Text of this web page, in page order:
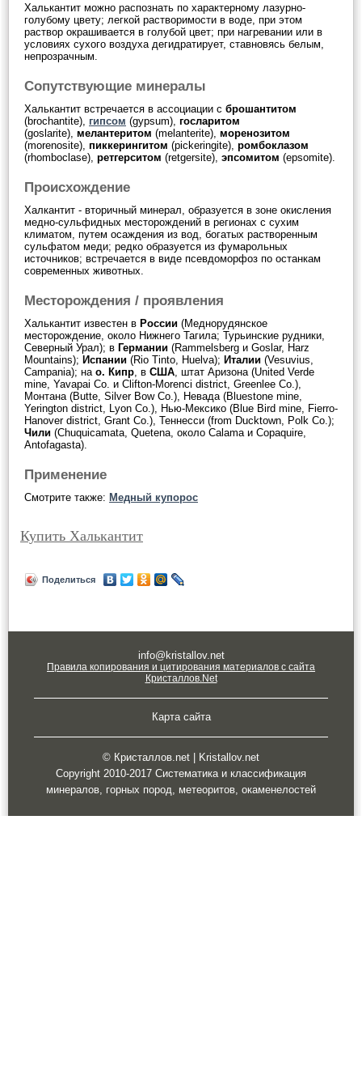
Халькантит можно распознать по характерному лазурно-
голубому цвету; легкой растворимости в воде, при этом
раствор окрашивается в голубой цвет; при нагревании или в
условиях сухого воздуха дегидратирует, ставновясь белым,
непрозрачным.
Сопутствующие минералы
Халькантит встречается в ассоциации с брошантитом
(brochantite), гипсом (gypsum), госларитом
(goslarite), мелантеритом (melanterite), моренозитом
(morenosite), пиккерингитом (pickeringite), ромбоклазом
(rhomboclase), ретгерситом (retgersite), эпсомитом (epsomite).
Происхождение
Халкантит - вторичный минерал, образуется в зоне окисления
медно-сульфидных месторождений в регионах с сухим
климатом, путем осаждения из вод, богатых растворенным
сульфатом меди; редко образуется из фумарольных
источников; встречается в виде псевдоморфоз по останкам
современных животных.
Месторождения / проявления
Халькантит известен в России (Меднорудянское
месторождение, около Нижнего Тагила; Турьинские рудники,
Северный Урал); в Германии (Rammelsberg и Goslar, Harz
Mountains); Испании (Rio Tinto, Huelva); Италии (Vesuvius,
Campania); на о. Кипр , в США , штат Аризона (United Verde
mine, Yavapai Co. и Clifton-Morenci district, Greenlee Co.),
Монтана (Butte, Silver Bow Co.), Невада (Bluestone mine,
Yerington district, Lyon Co.), Нью-Мексико (Blue Bird mine, Fierro-
Hanover district, Grant Co.), Теннесси (from Ducktown, Polk Co.);
Чили (Chuquicamata, Quetena, около Calama и Copaquire,
Antofagasta).
Применение
Смотрите также: Медный купорос
Купить Халькантит
Поделиться
info@kristallov.net
Правила копирования и цитирования материалов с сайта
Кристаллов.Net
Карта сайта
© Кристаллов.net | Kristallov.net
Copyright 2010-2017 Систематика и классификация
минералов, горных пород, метеоритов, окаменелостей